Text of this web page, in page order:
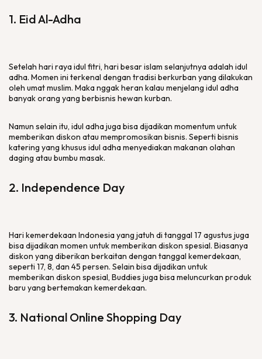
1. Eid Al-Adha
Setelah hari raya idul fitri, hari besar islam selanjutnya adalah idul
adha. Momen ini terkenal dengan tradisi berkurban yang dilakukan
oleh umat muslim. Maka nggak heran kalau menjelang idul adha
banyak orang yang berbisnis hewan kurban.
Namun selain itu, idul adha juga bisa dijadikan momentum untuk
memberikan diskon atau mempromosikan bisnis. Seperti bisnis
katering yang khusus idul adha menyediakan makanan olahan
daging atau bumbu masak.
2. Independence Day
Hari kemerdekaan Indonesia yang jatuh di tanggal 17 agustus juga
bisa dijadikan momen untuk memberikan diskon spesial. Biasanya
diskon yang diberikan berkaitan dengan tanggal kemerdekaan,
seperti 17, 8, dan 45 persen. Selain bisa dijadikan untuk
memberikan diskon spesial, Buddies juga bisa meluncurkan produk
baru yang bertemakan kemerdekaan.
3. National Online Shopping Day